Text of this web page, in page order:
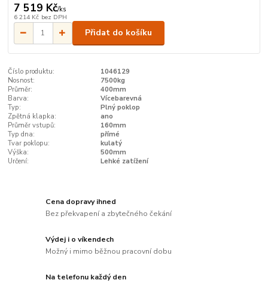
7 519 Kč/ks
6 214 Kč bez DPH
Přidat do košíku
Číslo produktu:
1046129
Nosnost:
7500kg
Průměr:
400mm
Barva:
Vícebarevná
Typ:
Plný poklop
Zpětná klapka:
ano
Průměr vstupů:
160mm
Typ dna:
přímé
Tvar poklopu:
kulatý
Výška:
500mm
Určení:
Lehké zatížení
Cena dopravy ihned
Bez překvapení a zbytečného čekání
Výdej i o víkendech
Možný i mimo běžnou pracovní dobu
Na telefonu každý den